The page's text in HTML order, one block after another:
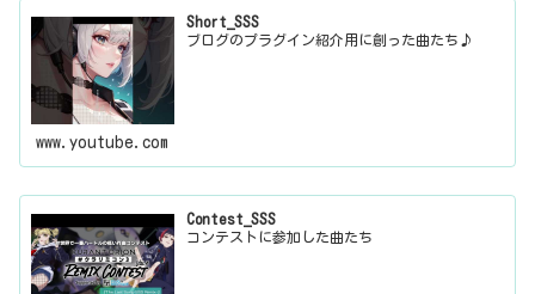
Short_SSS
ブログのプラグイン紹介用に創った曲たち♪
www.youtube.com
Contest_SSS
コンテストに参加した曲たち